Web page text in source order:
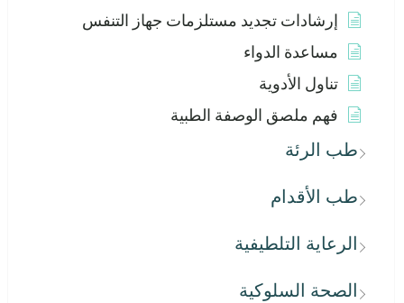
إرشادات تجديد مستلزمات جهاز التنفس
مساعدة الدواء
تناول الأدوية
فهم ملصق الوصفة الطبية
طب الرئة
طب الأقدام
الرعاية التلطيفية
الصحة السلوكية